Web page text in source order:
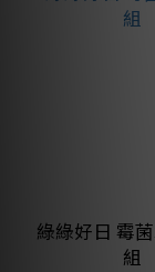
綠綠好日 霉
組